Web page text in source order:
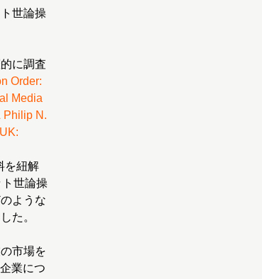
世論操
に調査
Order:
Media
Philip N.
を紐解
世論操
ような
た。
市場を
業につ